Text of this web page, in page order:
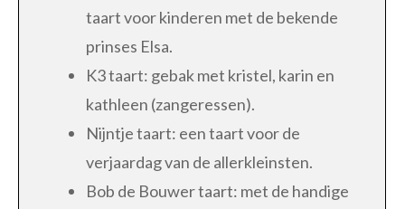
taart voor kinderen met de bekende
prinses Elsa.
K3 taart: gebak met kristel, karin en
kathleen (zangeressen).
Nijntje taart: een taart voor de
verjaardag van de allerkleinsten.
Bob de Bouwer taart: met de handige